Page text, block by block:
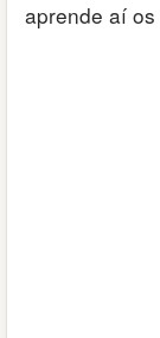
aprende aí os